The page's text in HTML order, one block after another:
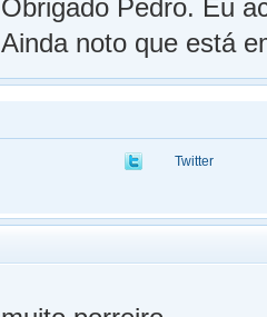
Obrigado Pedro. Eu
Ainda noto que está
Twitter